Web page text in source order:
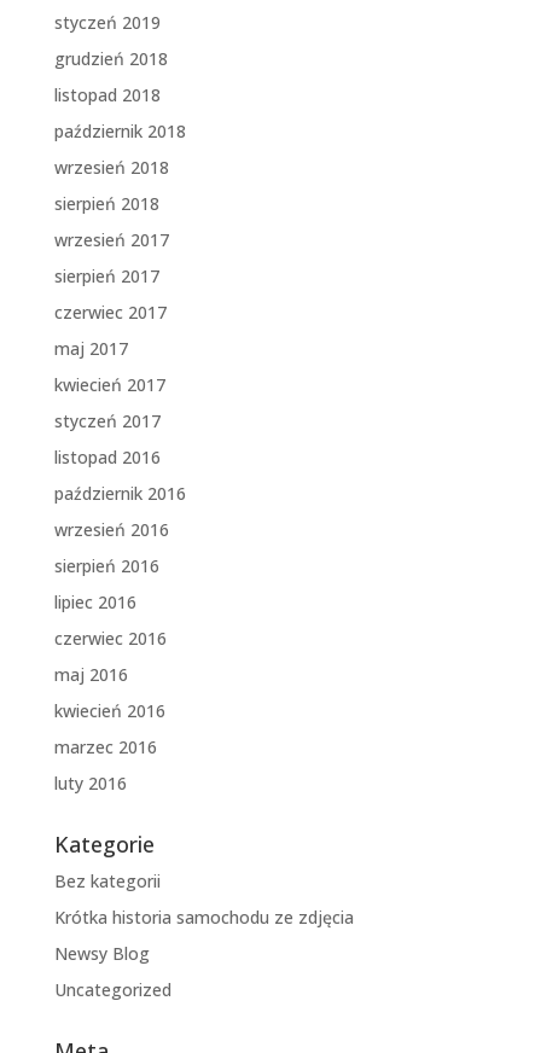
styczeń 2019
grudzień 2018
listopad 2018
październik 2018
wrzesień 2018
sierpień 2018
wrzesień 2017
sierpień 2017
czerwiec 2017
maj 2017
kwiecień 2017
styczeń 2017
listopad 2016
październik 2016
wrzesień 2016
sierpień 2016
lipiec 2016
czerwiec 2016
maj 2016
kwiecień 2016
marzec 2016
luty 2016
Kategorie
Bez kategorii
Krótka historia samochodu ze zdjęcia
Newsy Blog
Uncategorized